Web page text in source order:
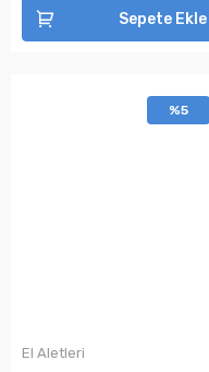
Sepete Ekle
%5
El Aletleri